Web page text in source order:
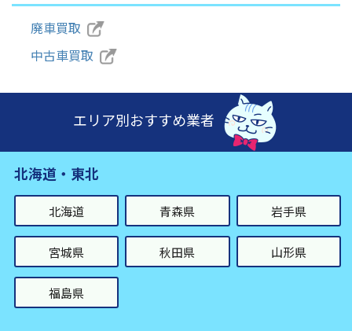
廃車買取
中古車買取
エリア別おすすめ業者
北海道・東北
北海道 青森県 岩手県
宮城県 秋田県 山形県
福島県